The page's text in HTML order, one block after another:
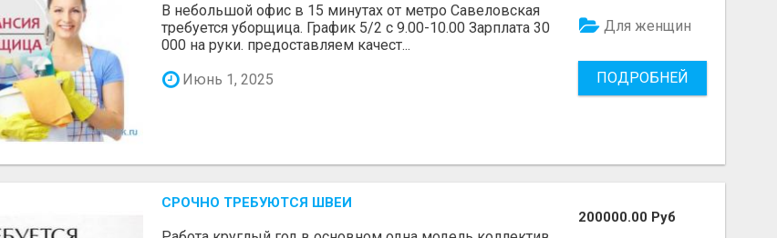
В небольшой офис в 15 минутах от метро Савеловская
требуется уборщица. График 5/2 с 9.00-10.00 Зарплата 30
000 на руки. предоставляем качест...
Июнь 1, 2025
Для женщин
ПОДРОБНЕЙ
СРОЧНО ТРЕБУЮТСЯ ШВЕИ
200000.00 Руб